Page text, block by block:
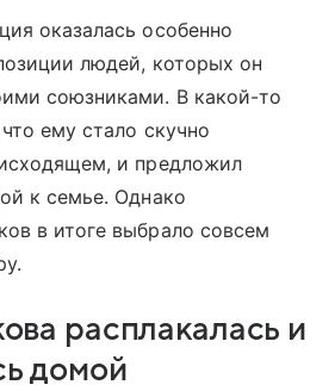
оказалась особенно
людей, которых он
союзниками. В какой-то
ему стало скучно
и предложил
к семье. Однако
в итоге выбрало совсем
расплакалась и
домой